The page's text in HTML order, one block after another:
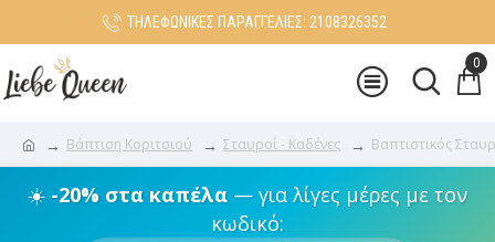
ΤΗΛΕΦΩΝΙΚΕΣ ΠΑΡΑΓΓΕΛΙΕΣ: 2108326352
0
Βάπτιση Κοριτσιού Σταυροί - Καδένες Βαπτιστικός
☀️ -20% στα καπέλα— για λίγες μέρες με τον
κωδικό: